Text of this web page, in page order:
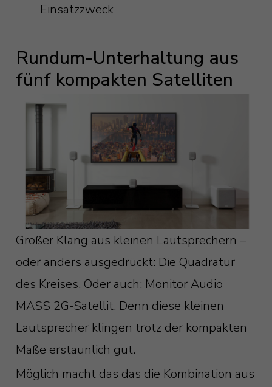
Einsatzzweck
Rundum-Unterhaltung aus
fünf kompakten Satelliten
Großer Klang aus kleinen Lautsprechern –
oder anders ausgedrückt: Die Quadratur
des Kreises. Oder auch: Monitor Audio
MASS 2G-Satellit. Denn diese kleinen
Lautsprecher klingen trotz der kompakten
Maße erstaunlich gut.
Möglich macht das das die Kombination aus